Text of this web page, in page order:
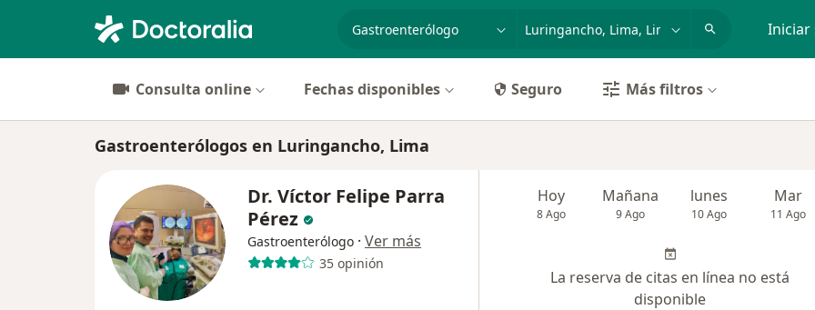
especialidad, enfermedad o nombre Iniciar
Consulta online Fechas disponibles Seguro Más filtros
Gastroenterólogos en Luringancho, Lima
Dr. Víctor Felipe Parra
Pérez
Gastroenterólogo · Ver más
35 opinión
Hoy
8 Ago
Mañana
9 Ago
lunes
10 Ago
Mar
11 Ago
La reserva de citas en línea no está
disponible